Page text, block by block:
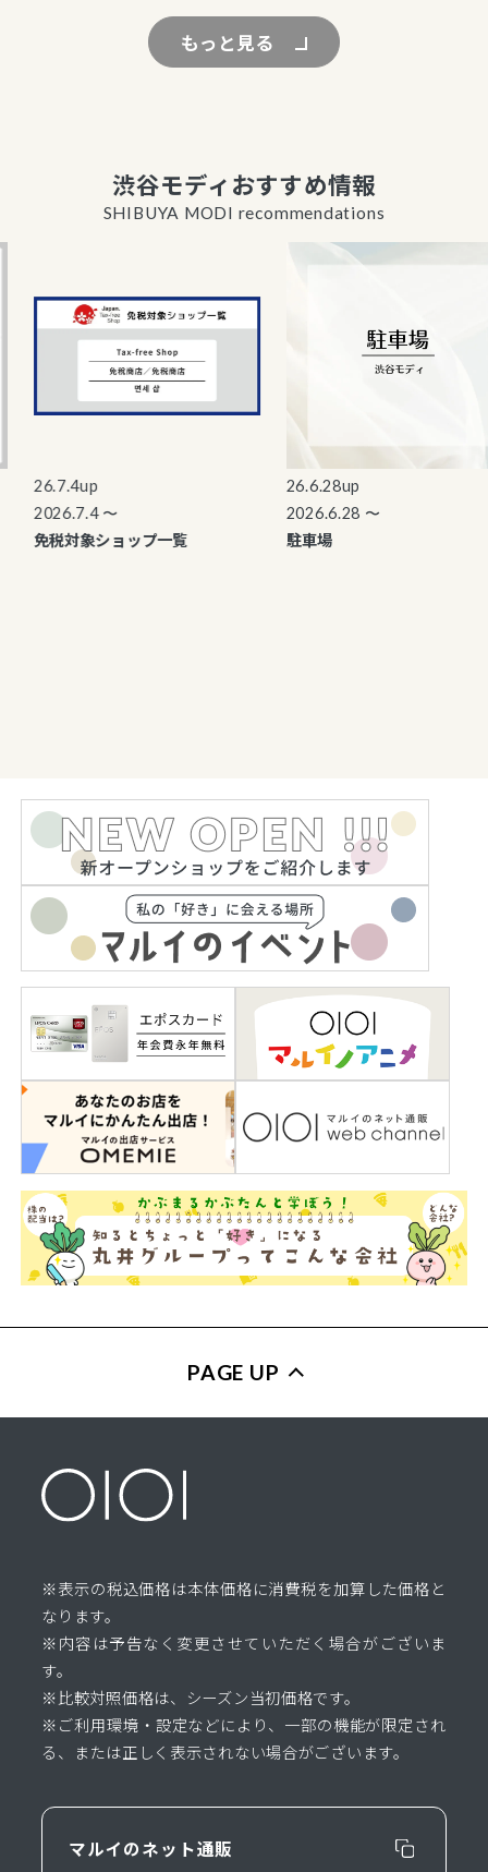
もっと見る
渋谷モディおすすめ情報
SHIBUYA MODI recommendations
26.7.4up
2026.7.4 〜
免税対象ショップ一覧
26.6.28up
2026.6.28 〜
駐車場
PAGE UP
※表示の税込価格は本体価格に消費税を加算した価格と
なります。
※内容は予告なく変更させていただく場合がございま
す。
※比較対照価格は、シーズン当初価格です。
※ご利用環境・設定などにより、一部の機能が限定され
る、または正しく表示されない場合がございます。
マルイのネット通販